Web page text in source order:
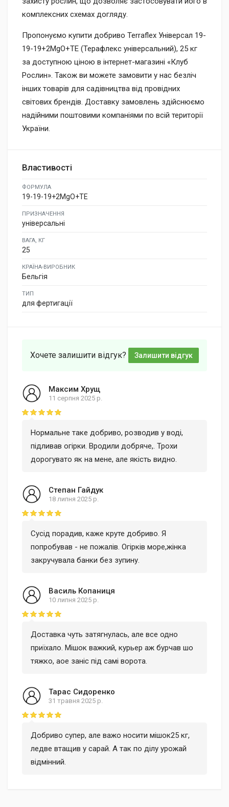
комплексних схемах догляду.
Пропонуємо купити добриво Terraflex Універсал 19-
19-19+2MgO+TE (Терафлекс універсальний), 25 кг
за доступною ціною в інтернет-магазині «Клуб
Рослин». Також ви можете замовити у нас безліч
інших товарів для садівництва від провідних
світових брендів. Доставку замовлень здійснюємо
надійними поштовими компаніями по всій території
України.
Властивості
ФОРМУЛА
19-19-19+2MgO+TE
ПРИЗНАЧЕННЯ
універсальні
ВАГА, КГ
25
КРАЇНА-ВИРОБНИК
Бельгія
ТИП
для фертигації
Хочете залишити відгук? Залишити відгук
Максим Хрущ
11 серпня 2025 р.
Rating: 5 out of 5
Нормальне таке добриво, розводив у воді,
підливав огірки. Вродили добряче,. Трохи
дорогувато як на мене, але якість видно.
Степан Гайдук
18 липня 2025 р.
Rating: 5 out of 5
Сусід порадив, каже круте добриво. Я
попробував - не пожалів. Огірків море,жінка
закручувала банки без зупину.
Василь Копаниця
10 липня 2025 р.
Rating: 5 out of 5
Доставка чуть затягнулась, але все одно
приїхало. Мішок важкий, курьер аж бурчав шо
тяжко, аое заніс під самі ворота.
Тарас Сидоренко
31 травня 2025 р.
Rating: 5 out of 5
Добриво супер, але важо носити мішок25 кг,
ледве втащив у сарай. А так по ділу урожай
відмінний.